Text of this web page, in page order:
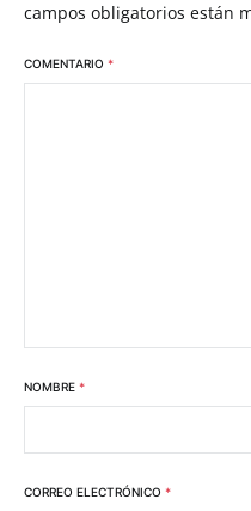
campos obligatorios están
COMENTARIO *
NOMBRE *
CORREO ELECTRÓNICO *